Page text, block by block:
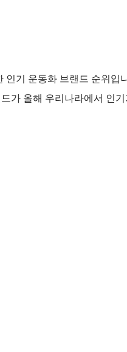
기 운동화 브랜드 순위입
가 올해 우리나라에서 인